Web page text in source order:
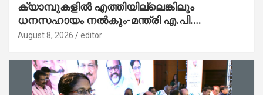
ക്യാമ്പുകളിൽ എത്തിയില്ലെങ്കിലും
ധനസഹായം നൽകും-മന്ത്രി എ.പി.
അനിൽകുമാർ
August 8, 2026 editor